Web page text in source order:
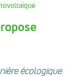
écologique.